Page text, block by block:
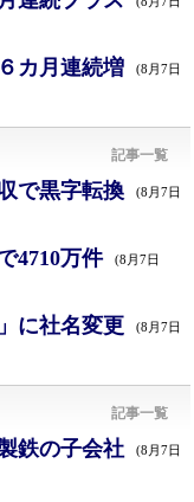
カ月連続増 (8月7日
記事一覧
で黒字転換 (8月7日
4710万件 (8月7日
に社名変更 (8月7日
記事一覧
鉄の子会社 (8月7日